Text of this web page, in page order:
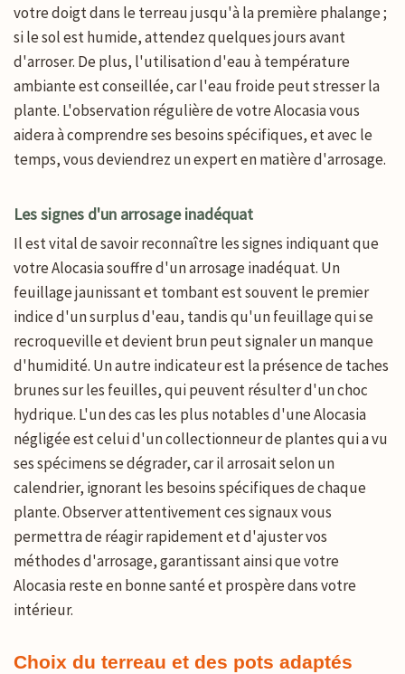
votre doigt dans le terreau jusqu'à la première phalange ;
si le sol est humide, attendez quelques jours avant
d'arroser. De plus, l'utilisation d'eau à température
ambiante est conseillée, car l'eau froide peut stresser la
plante. L'observation régulière de votre Alocasia vous
aidera à comprendre ses besoins spécifiques, et avec le
temps, vous deviendrez un expert en matière d'arrosage.
Les signes d'un arrosage inadéquat
Il est vital de savoir reconnaître les signes indiquant que
votre Alocasia souffre d'un arrosage inadéquat. Un
feuillage jaunissant et tombant est souvent le premier
indice d'un surplus d'eau, tandis qu'un feuillage qui se
recroqueville et devient brun peut signaler un manque
d'humidité. Un autre indicateur est la présence de taches
brunes sur les feuilles, qui peuvent résulter d'un choc
hydrique. L'un des cas les plus notables d'une Alocasia
négligée est celui d'un collectionneur de plantes qui a vu
ses spécimens se dégrader, car il arrosait selon un
calendrier, ignorant les besoins spécifiques de chaque
plante. Observer attentivement ces signaux vous
permettra de réagir rapidement et d'ajuster vos
méthodes d'arrosage, garantissant ainsi que votre
Alocasia reste en bonne santé et prospère dans votre
intérieur.
Choix du terreau et des pots adaptés